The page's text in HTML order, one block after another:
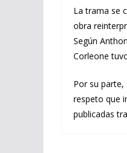
La trama se
obra
Según
Corleone
Por su
respeto que
publicadas